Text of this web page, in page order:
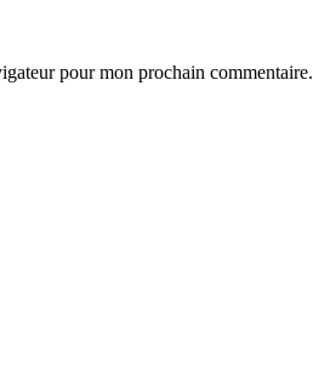
pour mon prochain commentaire.